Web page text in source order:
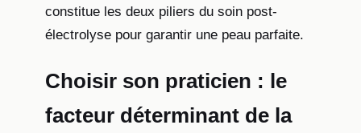
constitue les deux piliers du soin post-
électrolyse pour garantir une peau parfaite.
Choisir son praticien : le
facteur déterminant de la